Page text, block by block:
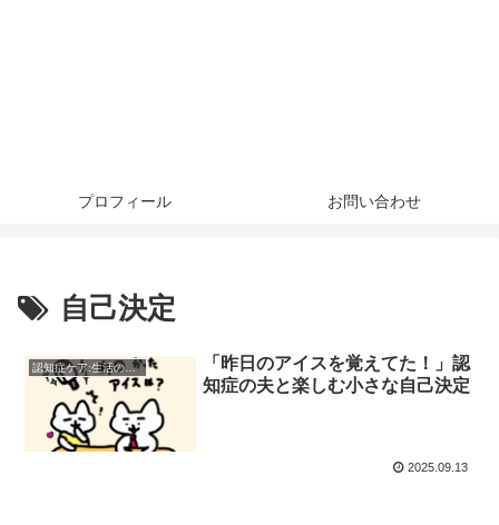
プロフィール お問い合わせ
自己決定
認知症ケア:生活の工夫
「昨日のアイスを覚えてた！」認
知症の夫と楽しむ小さな自己決定
2025.09.13